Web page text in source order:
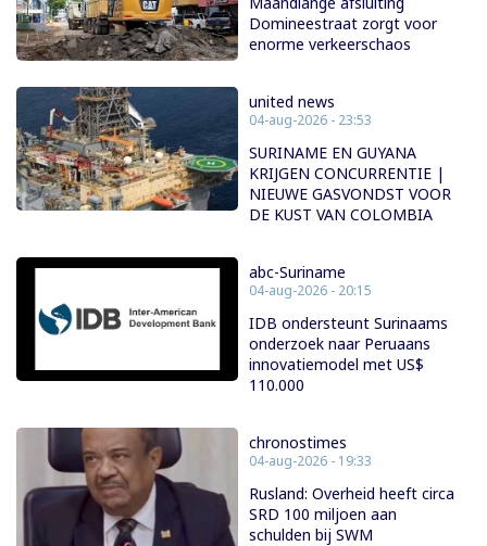
Domineestraat zorgt voor
enorme verkeerschaos
united news
04-aug-2026 - 23:53
SURINAME EN GUYANA
KRIJGEN CONCURRENTIE |
NIEUWE GASVONDST VOOR
DE KUST VAN COLOMBIA
abc-Suriname
04-aug-2026 - 20:15
IDB ondersteunt Surinaams
onderzoek naar Peruaans
innovatiemodel met US$
110.000
chronostimes
04-aug-2026 - 19:33
Rusland: Overheid heeft circa
SRD 100 miljoen aan
schulden bij SWM